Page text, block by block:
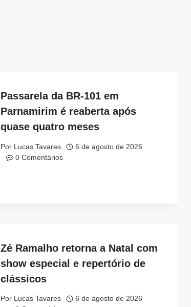
Passarela da BR-101 em
Parnamirim é reaberta após
quase quatro meses
Por Lucas Tavares
6 de agosto de 2026
0 Comentários
Zé Ramalho retorna a Natal com
show especial e repertório de
clássicos
Por Lucas Tavares
6 de agosto de 2026